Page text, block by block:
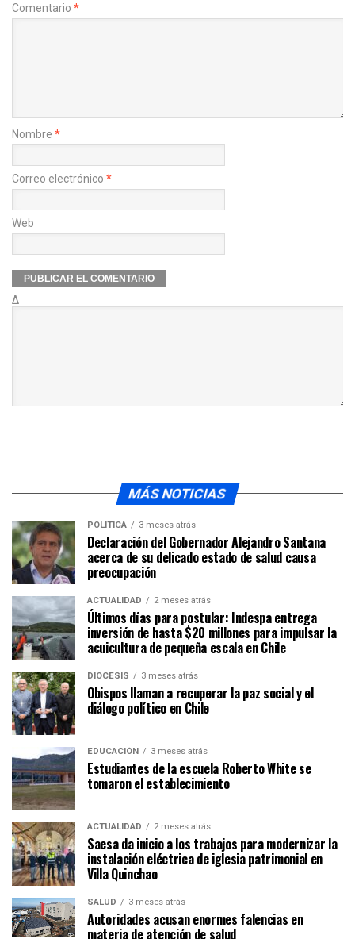
Comentario *
Nombre *
Correo electrónico *
Web
Δ
MÁS NOTICIAS
POLÍTICA 3 meses atrás
Declaración del Gobernador Alejandro Santana
acerca de su delicado estado de salud causa
preocupación
ACTUALIDAD 2 meses atrás
Últimos días para postular: Indespa entrega
inversión de hasta $20 millones para impulsar la
acuicultura de pequeña escala en Chile
DIÓCESIS 3 meses atrás
Obispos llaman a recuperar la paz social y el
diálogo político en Chile
EDUCACIÓN 3 meses atrás
Estudiantes de la escuela Roberto White se
tomaron el establecimiento
ACTUALIDAD 2 meses atrás
Saesa da inicio a los trabajos para modernizar la
instalación eléctrica de iglesia patrimonial en
Villa Quinchao
SALUD 3 meses atrás
Autoridades acusan enormes falencias en
materia de atención de salud